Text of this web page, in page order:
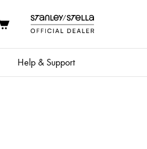
Help & Support